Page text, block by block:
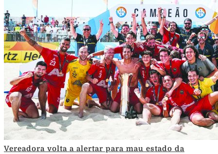
Vereadora volta a alertar para mau estado da